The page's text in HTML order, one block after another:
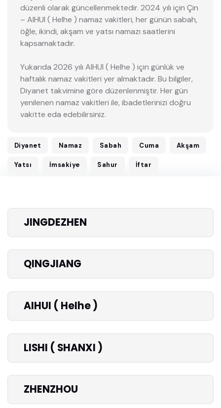
düzenli olarak güncellenmektedir. 2024 yılı için Çin
– AIHUI ( HeIhe ) namaz vakitleri, her günün sabah,
öğle, ikindi, akşam ve yatsı namazı saatlerini
kapsamaktadır.
Yukarıda 2026 yılı AIHUI ( HeIhe ) için günlük ve
haftalık namaz vakitleri yer almaktadır. Bu bilgiler,
Diyanet takvimine göre düzenlenmiştir. Her gün
yenilenen namaz vakitleri ile, ibadetlerinizi doğru
vakitte eda edebilirsiniz.
Diyanet Namaz Sabah Cuma Akşam
Yatsı İmsakiye Sahur İftar
JINGDEZHEN
QINGJIANG
AIHUI ( HeIhe )
LISHI ( SHANXI )
ZHENZHOU